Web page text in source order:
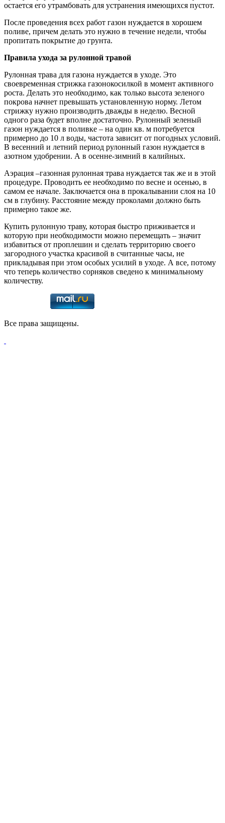
остается его утрамбовать для устранения имеющихся пустот.
После проведения всех работ газон нуждается в хорошем
поливе, причем делать это нужно в течение недели, чтобы
пропитать покрытие до грунта.
Правила ухода за рулонной травой
Рулонная трава для газона нуждается в уходе. Это
своевременная стрижка газонокосилкой в момент активного
роста. Делать это необходимо, как только высота зеленого
покрова начнет превышать установленную норму. Летом
стрижку нужно производить дважды в неделю. Весной
одного раза будет вполне достаточно. Рулонный зеленый
газон нуждается в поливке – на один кв. м потребуется
примерно до 10 л воды, частота зависит от погодных условий.
В весенний и летний период рулонный газон нуждается в
азотном удобрении. А в осенне-зимний в калийных.
Аэрация –газонная рулонная трава нуждается так же и в этой
процедуре. Проводить ее необходимо по весне и осенью, в
самом ее начале. Заключается она в прокалывании слоя на 10
см в глубину. Расстояние между проколами должно быть
примерно такое же.
Купить рулонную траву, которая быстро приживается и
которую при необходимости можно перемещать – значит
избавиться от проплешин и сделать территорию своего
загородного участка красивой в считанные часы, не
прикладывая при этом особых усилий в уходе. А все, потому
что теперь количество сорняков сведено к минимальному
количеству.
Все права защищены.